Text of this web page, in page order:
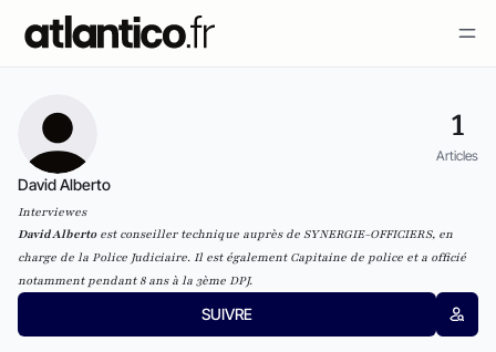
1
Articles
David Alberto
Interviewes
David Albertoest conseiller technique auprès de SYNERGIE-OFFICIERS, en
charge de la Police Judiciaire. Il est également Capitaine de police et a officié
notamment pendant 8 ans à la 3ème DPJ.
SUIVRE